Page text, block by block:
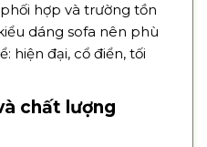
hợp và trường tồn
dáng sofa nên phù
hiện đại, cổ điển, tối
chất lượng